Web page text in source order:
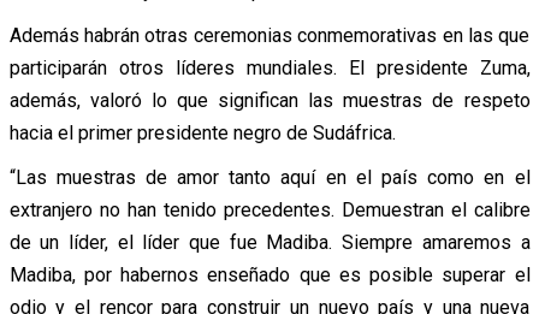
Además habrán otras ceremonias conmemorativas en las que
participarán otros líderes mundiales. El presidente Zuma,
además, valoró lo que significan las muestras de respeto
hacia el primer presidente negro de Sudáfrica.
“Las muestras de amor tanto aquí en el país como en el
extranjero no han tenido precedentes. Demuestran el calibre
de un líder, el líder que fue Madiba. Siempre amaremos a
Madiba, por habernos enseñado que es posible superar el
odio y el rencor para construir un nuevo país y una nueva